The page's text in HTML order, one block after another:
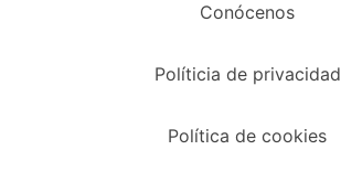
Conócenos
Políticia de privacidad
Política de cookies